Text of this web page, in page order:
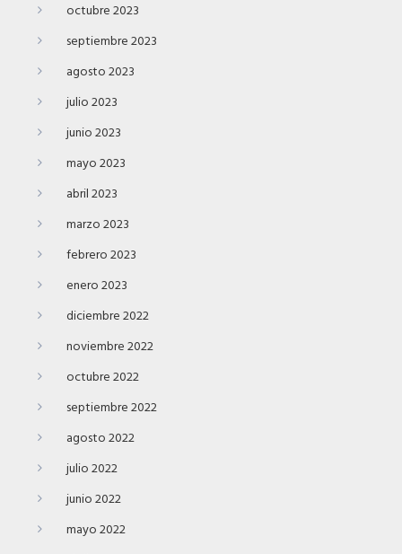
octubre 2023
septiembre 2023
agosto 2023
julio 2023
junio 2023
mayo 2023
abril 2023
marzo 2023
febrero 2023
enero 2023
diciembre 2022
noviembre 2022
octubre 2022
septiembre 2022
agosto 2022
julio 2022
junio 2022
mayo 2022